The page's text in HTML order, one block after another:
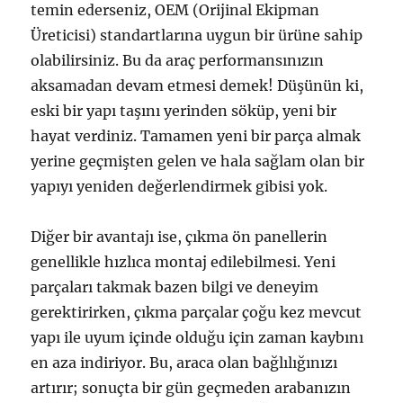
temin ederseniz, OEM (Orijinal Ekipman
Üreticisi) standartlarına uygun bir ürüne sahip
olabilirsiniz. Bu da araç performansınızın
aksamadan devam etmesi demek! Düşünün ki,
eski bir yapı taşını yerinden söküp, yeni bir
hayat verdiniz. Tamamen yeni bir parça almak
yerine geçmişten gelen ve hala sağlam olan bir
yapıyı yeniden değerlendirmek gibisi yok.
Diğer bir avantajı ise, çıkma ön panellerin
genellikle hızlıca montaj edilebilmesi. Yeni
parçaları takmak bazen bilgi ve deneyim
gerektirirken, çıkma parçalar çoğu kez mevcut
yapı ile uyum içinde olduğu için zaman kaybını
en aza indiriyor. Bu, araca olan bağlılığınızı
artırır; sonuçta bir gün geçmeden arabanızın